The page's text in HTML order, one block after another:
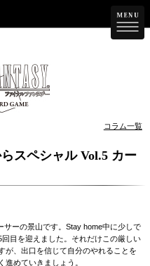
コラム一覧
スペシャル Vol.5 カー
ーの景山です。Stay home中に少しで
目を迎えました。それだけこの厳しい
が、出口を信じて自分のやれることを
進めていきましょう。